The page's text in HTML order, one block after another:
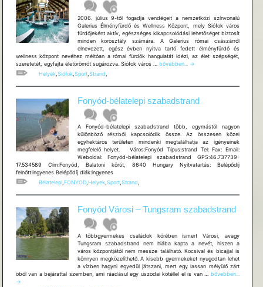
2006. július 9-től fogadja vendégeit a nemzetközi színvonalú
Galerius Élményfürdő és Wellness Központ, mely Siófok város
fürdőjeként aktív, egészséges kikapcsolódási lehetőséget biztosít
minden korosztály számára. A Galerius római császárról
elnevezett, egész évben nyitva tartó fedett élményfürdő és
wellness központ nevéhez méltóan a római fürdők hangulatát idézi, az élet szépségét,
szeretetét, egyfajta életörömöt sugározva. Siófok város … Galérius
bővebben...
→
Helyek, Siófok, Sport, Strand
Fonyód-bélatelepi szabadstrand
A Fonyód-bélatelepi szabadstrand több, egymástól nagyon
különböző részből kapcsolódik össze. Az összesen közel
egyhektáros területen mindenki megtalálhatja az igényeinek
megfelelő helyet. Város:Fonyód Típus:strand Tel: Fax: Email:
Weboldal: Fonyód-bélatelepi szabadstrand GPS:46.737739-
17.534589 Cím:Fonyód, Balatoni körút, 8640 Hungary Nyitvatartás: Belépődíj
felnőtt:ingyenes Belépődíj diák:ingyenes
Bélatelepi, FONYOD, Helyek, Sport, Strand
Fonyód Városi – Tungsram szabadstrand
A többgyermekes családok körében ismert Városi, avagy
Tungsram szabadstrand nem hiába kapta a nevét, hiszen a
város központjától nem messze található. Kocsival és bicajjal is
könnyen megközelíthető. A kisebb gyermekeket nyugodtan lehet
a vízben hagyni egyedül játszani, mert egy lassan mélyülő zárt
öböl van a bejárattal szemben, ami ráadásul egy uszodai kötéllel el is van … Fonyód
bővebben...
→